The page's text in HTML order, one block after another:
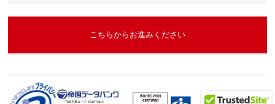
こちらからお進みください
TDB企業コード:261070114